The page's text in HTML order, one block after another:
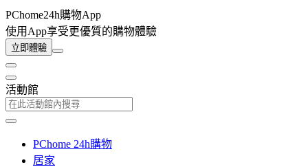
PChome24h購物App
使用App享受更優質的購物體驗
立即體驗
活動館
PChome 24h購物
居家